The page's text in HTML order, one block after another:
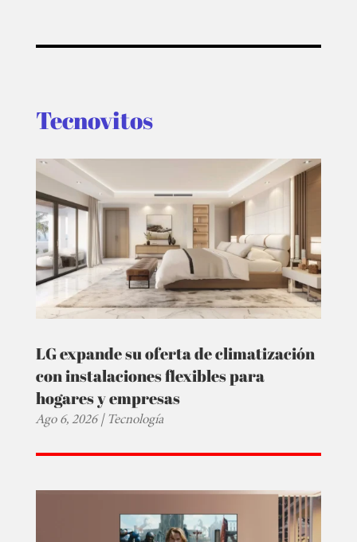
Tecnovitos
LG expande su oferta de climatización
con instalaciones flexibles para
hogares y empresas
Ago 6, 2026|Tecnología